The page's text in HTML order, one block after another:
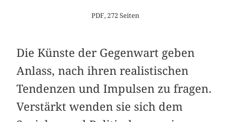
PDF, 272 Seiten
Die Künste der Gegenwart geben
Anlass, nach ihren realistischen
Tendenzen und Impulsen zu fragen.
Verstärkt wenden sie sich dem